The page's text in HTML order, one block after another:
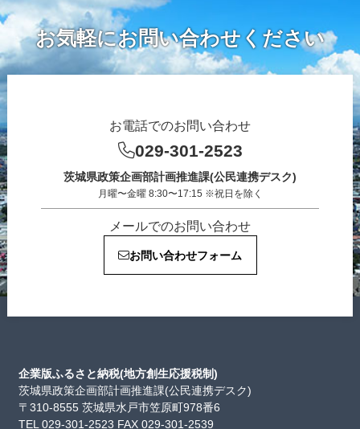
お気軽にお問い合わせください
お電話でのお問い合わせ
029-301-2523
茨城県政策企画部計画推進課(公民連携デスク)
月曜〜金曜 8:30〜17:15 ※祝日を除く
メールでのお問い合わせ
お問い合わせフォーム
企業版ふるさと納税(地方創生応援税制)
茨城県政策企画部計画推進課(公民連携デスク)
〒310-8555 茨城県水戸市笠原町978番6
TEL 029-301-2523 FAX 029-301-2539